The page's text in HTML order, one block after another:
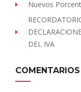
Nuevos
DEL IVA